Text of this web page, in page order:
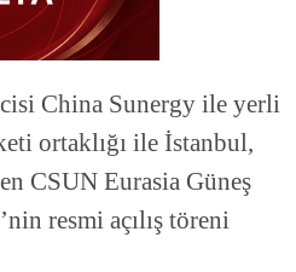
China Sunergy ile yerli
ortaklığı ile İstanbul,
CSUN Eurasia Güneş
resmi açılış töreni